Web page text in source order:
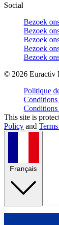
Social
Bezoek
Bezoek
Bezoek
Bezoek
Bezoek
© 2026 Euractiv
Politique
Conditions
Conditions
This site is
Policy and
Français